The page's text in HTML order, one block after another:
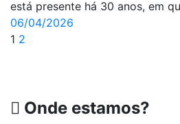
está presente há 30 anos, em
06/04/2026
1 2
Onde estamos?